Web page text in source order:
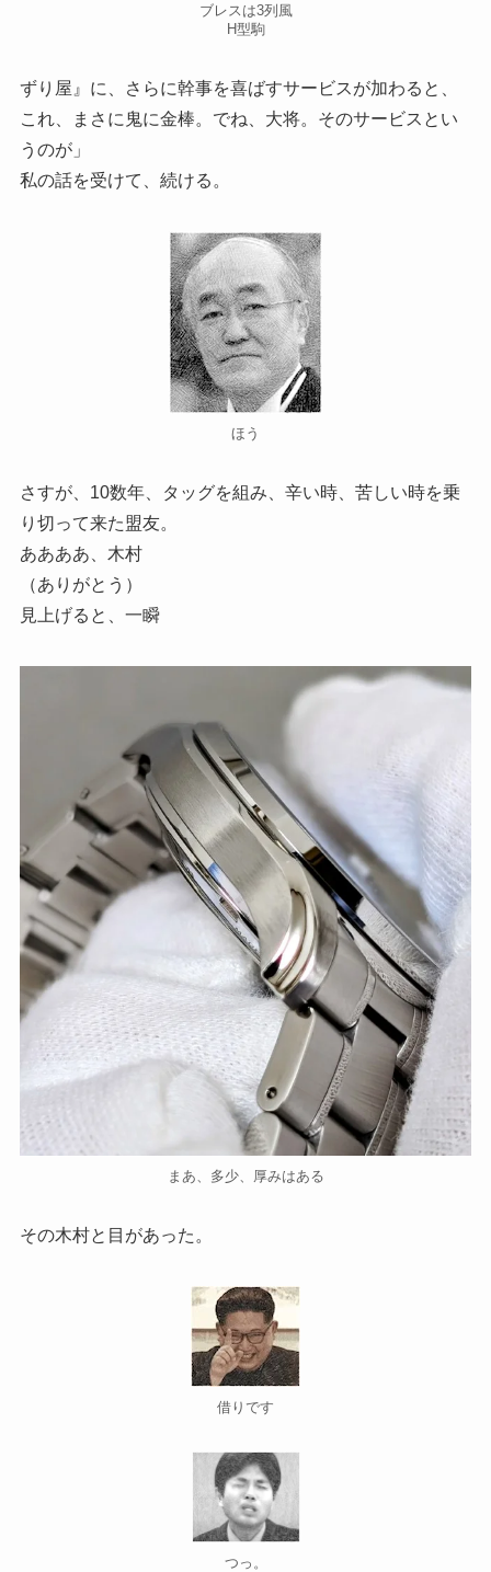
ブレスは3列風
H型駒
ずり屋』に、さらに幹事を喜ばすサービスが加わると、
これ、まさに鬼に金棒。でね、大将。そのサービスとい
うのが」
私の話を受けて、続ける。
ほう
さすが、10数年、タッグを組み、辛い時、苦しい時を乗
り切って来た盟友。
ああああ、木村
（ありがとう）
見上げると、一瞬
まあ、多少、厚みはある
その木村と目があった。
借りです
つっ。